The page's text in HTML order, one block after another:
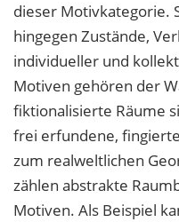
dieser Motivkategorie.
hingegen Zustände,
individueller und
Motiven gehören der
fiktionalisierte Räume
frei erfundene,
zum realweltlichen
zählen abstrakte
Motiven. Als Beispiel